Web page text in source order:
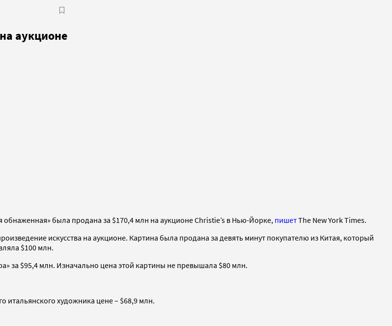
аукционе
была продана за $170,4 млн на аукционе Christie’s в Нью-Йорке, пишетThe New York Times.
искусства на аукционе. Картина была продана за девять минут покупателю из Китая, который
$100 млн.
за $95,4 млн. Изначально цена этой картины не превышала $80 млн.
итальянского художника цене – $68,9 млн.